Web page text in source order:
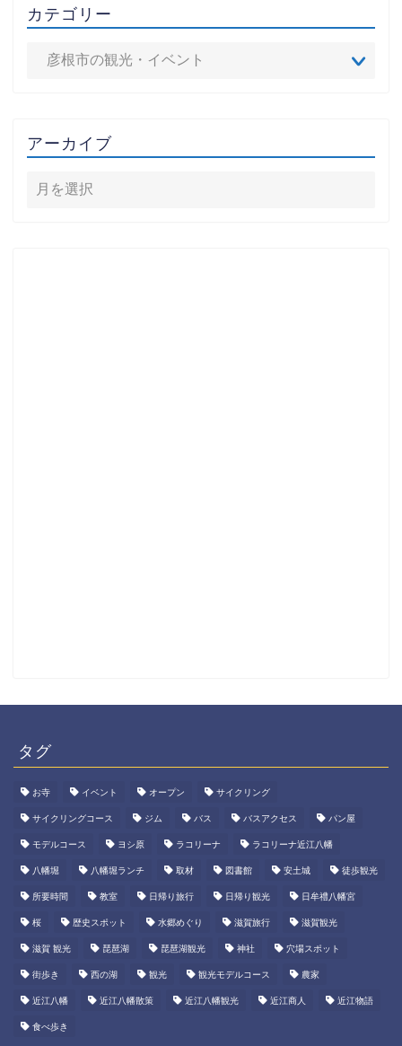
カテゴリー
アーカイブ
タグ
お寺 イベント オープン サイクリング
サイクリングコース ジム バス バスアクセス パン屋
モデルコース ヨシ原 ラコリーナ ラコリーナ近江八幡
八幡堀 八幡堀ランチ 取材 図書館 安土城 徒歩観光
所要時間 教室 日帰り旅行 日帰り観光 日牟禮八幡宮
桜 歴史スポット 水郷めぐり 滋賀旅行 滋賀観光
滋賀 観光 琵琶湖 琵琶湖観光 神社 穴場スポット
街歩き 西の湖 観光 観光モデルコース 農家
近江八幡 近江八幡散策 近江八幡観光 近江商人 近江物語
食べ歩き